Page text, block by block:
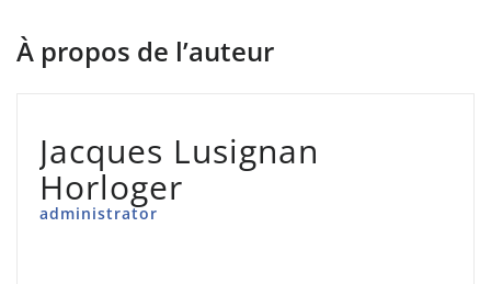
À propos de l’auteur
Jacques Lusignan
Horloger
administrator